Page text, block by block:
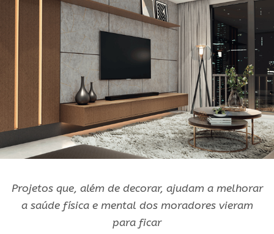
Projetos que, além de decorar, ajudam a melhorar
a saúde física e mental dos moradores vieram
para ficar